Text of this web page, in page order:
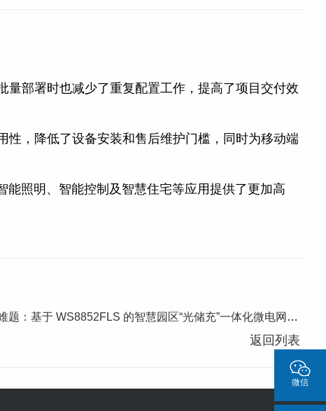
部署时也减少了重复配置工作，提高了项目交付效
，降低了设备安装和售后维护门槛，同时为移动端
照明、智能控制及智慧住宅等应用提供了更加高
基于 WS8852FLS 的智慧园区“光储充”一体化微电网通信底座实践
返回列表
微信